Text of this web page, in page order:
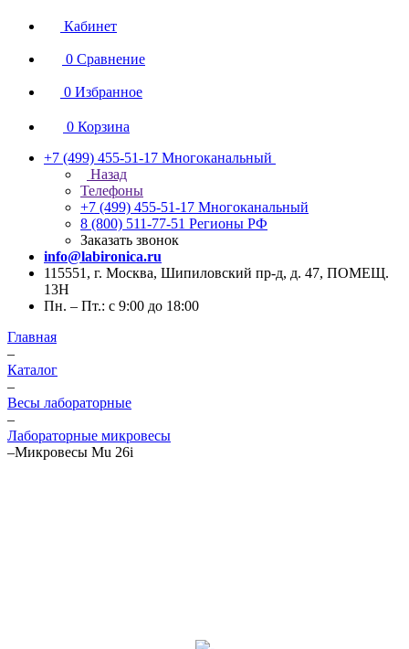
Кабинет
0 Сравнение
0 Избранное
0 Корзина
+7 (499) 455-51-17 Многоканальный
Назад
Телефоны
+7 (499) 455-51-17 Многоканальный
8 (800) 511-77-51 Регионы РФ
Заказать звонок
info@labironica.ru
115551, г. Москва, Шипиловский пр-д, д. 47, ПОМЕЩ.
13Н
Пн. – Пт.: с 9:00 до 18:00
Главная
–
Каталог
–
Весы лабораторные
–
Лабораторные микровесы
–Микровесы Mu 26i